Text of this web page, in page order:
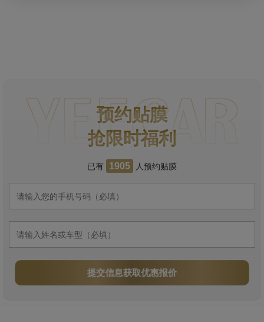
预约贴膜
抢限时福利
已有 1905 人预约贴膜
提交信息获取优惠报价